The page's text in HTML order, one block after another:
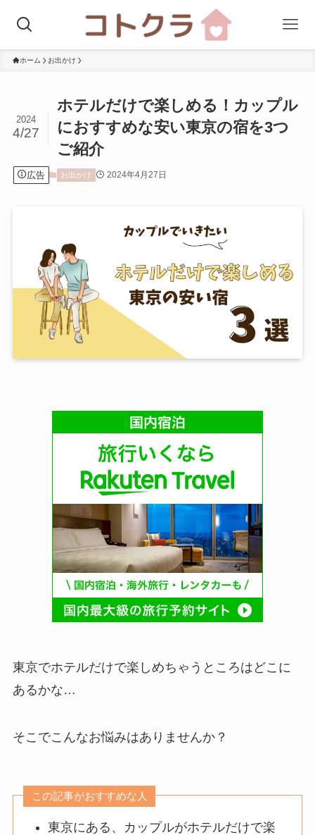
ホーム お出かけ
ホテルだけで楽しめる！カップル
におすすめな安い東京の宿を3つ
ご紹介
2024
4/27
広告 お出かけ 2024年4月27日
東京でホテルだけで楽しめちゃうところはどこに
あるかな…
そこでこんなお悩みはありませんか？
この記事がおすすめな人
東京にある、カップルがホテルだけで楽